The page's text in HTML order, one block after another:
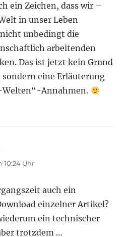
ein Zeichen, dass wir –
in unser Leben
unbedingt die
arbeitenden
Das ist jetzt kein Grund
eine Erläuterung
Annahmen.
10:24 Uhr
auch ein
einzelner Artikel?
ein technischer
trotzdem …